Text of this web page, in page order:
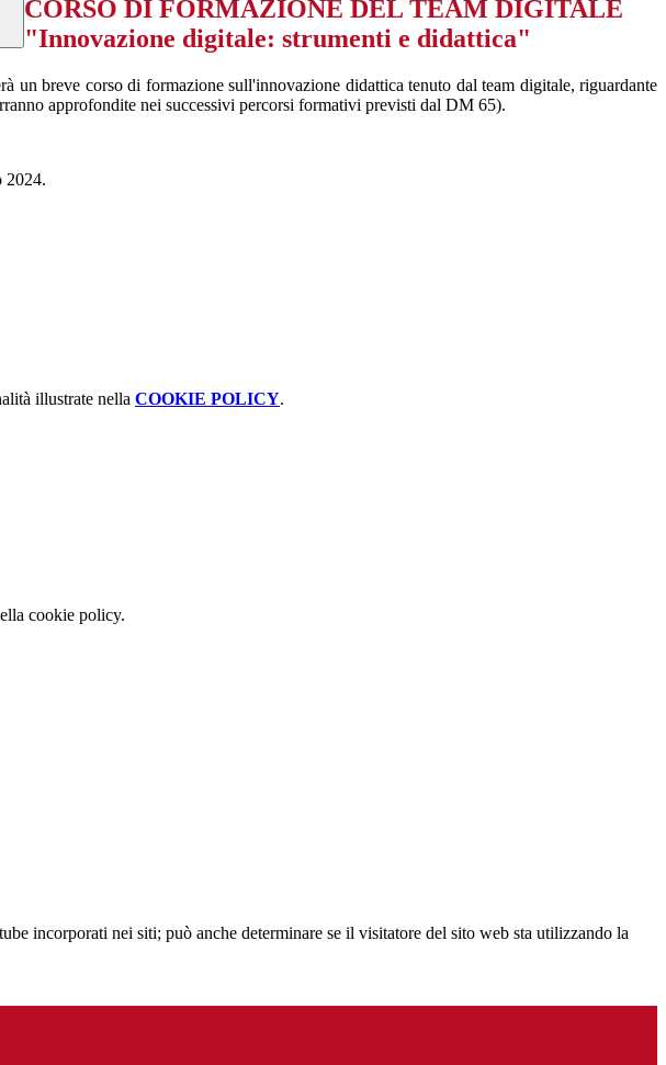
CORSO DI FORMAZIONE DEL TEAM DIGITALE
"Innovazione digitale: strumenti e didattica"
un breve corso di formazione sull'innovazione didattica tenuto dal team digitale, riguardante
approfondite nei successivi percorsi formativi previsti dal DM 65).
2024.
illustrate nella COOKIE POLICY.
cookie policy.
incorporati nei siti; può anche determinare se il visitatore del sito web sta utilizzando la